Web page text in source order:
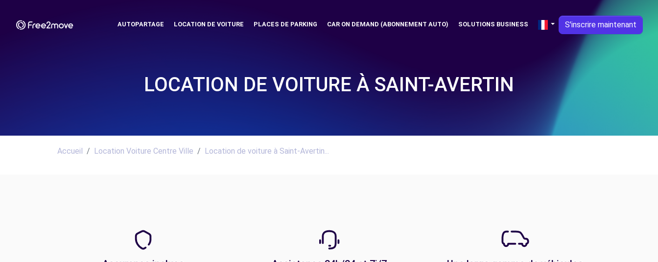
AUTOPARTAGE LOCATION DE VOITURE PLACES DE PARKING CAR ON DEMAND (ABONNEMENT AUTO) SOLUTIONS BUSINESS S'inscrire maintenant
LOCATION DE VOITURE À SAINT-AVERTIN
Accueil Location Voiture Centre Ville Location de voiture à Saint-Avertin...